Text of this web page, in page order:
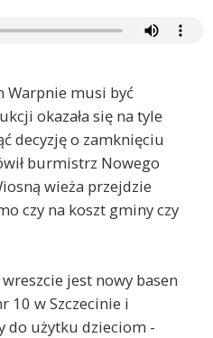
Warpnie musi być
okazała się na tyle
decyzję o zamknięciu
burmistrz Nowego
wieża przejdzie
czy na koszt gminy czy
jest nowy basen
10 w Szczecinie i
do użytku dzieciom -